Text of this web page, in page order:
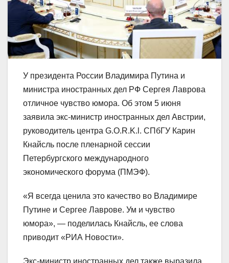
У президента России Владимира Путина и
министра иностранных дел РФ Сергея Лаврова
отличное чувство юмора. Об этом 5 июня
заявила экс-министр иностранных дел Австрии,
руководитель центра G.O.R.K.l. СПбГУ Карин
Кнайсль после пленарной сессии
Петербургского международного
экономического форума (ПМЭФ).
«Я всегда ценила это качество во Владимире
Путине и Сергее Лаврове. Ум и чувство
юмора», — поделилась Кнайсль, ее слова
приводит «РИА Новости».